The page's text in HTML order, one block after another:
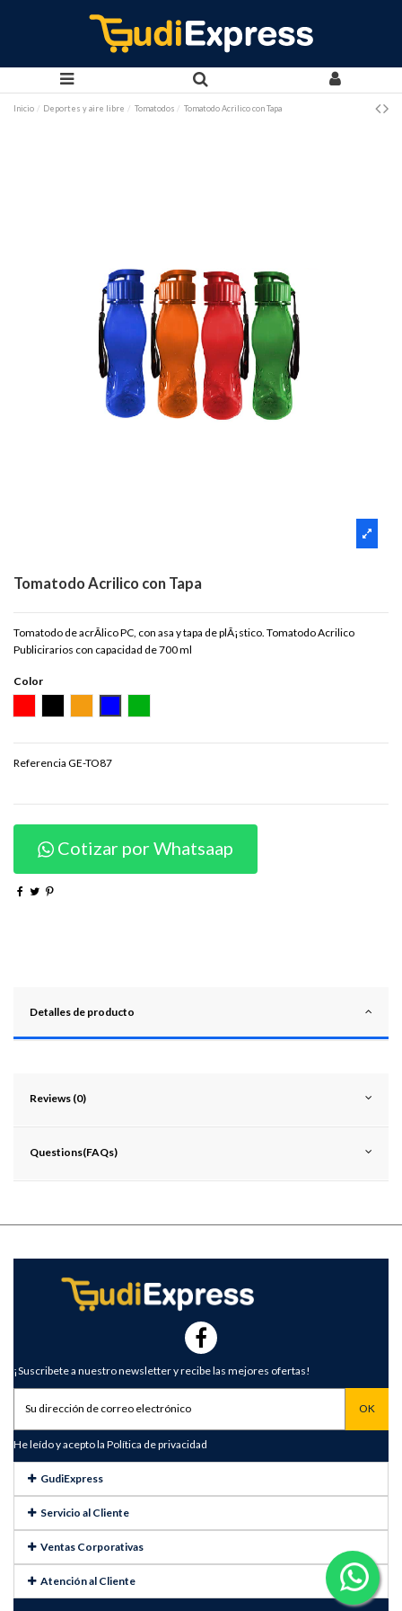
Inicio Deportes y aire libre Tomatodos Tomatodo Acrilico con Tapa
Tomatodo Acrilico con Tapa
Tomatodo de acrÃ­lico PC, con asa y tapa de plÃ¡stico. Tomatodo Acrilico
Publicirarios con capacidad de 700 ml
Color
Referencia GE-TO87
Cotizar por Whatsaap
Detalles de producto
Reviews (0)
Questions(FAQs)
¡Suscribete a nuestro newsletter y recibe las mejores ofertas!
He leído y acepto la Política de privacidad
GudiExpress
Servicio al Cliente
Ventas Corporativas
Atención al Cliente